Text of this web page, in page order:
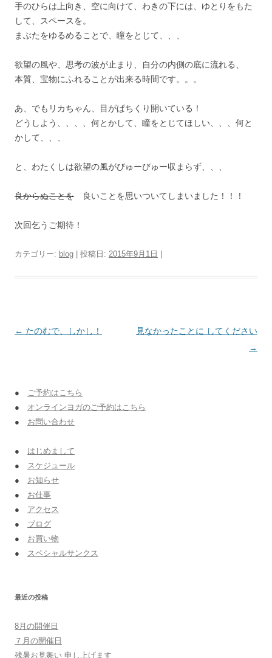
手のひらは上向き、空に向けて、わきの下には、ゆとりをもた
して、スペースを。
まぶたをゆるめることで、瞳をとじて、、、
欲望の風や、思考の波が止まり、自分の内側の底に流れる、
本質、宝物にふれることが出来る時間です。。。
あ、でもリカちゃん、目がぱちくり開いている！
どうしよう、、、、何とかして、瞳をとじてほしい、、、何と
かして、、、
と、わたくしは欲望の風がびゅーびゅー収まらず、、、
良からぬことを 良いことを思いついてしまいました！！！
次回乞うご期待！
カテゴリー: blog | 投稿日: 2015年9月1日
投稿ナビゲーション
← たのむで、しかし！
見なかったことに してください
→
● ご予約はこちら
● オンラインヨガのご予約はこちら
● お問い合わせ
● はじめまして
● スケジュール
● お知らせ
● お仕事
● アクセス
● ブログ
● お買い物
● スペシャルサンクス
最近の投稿
8月の開催日
７月の開催日
残暑お見舞い 申し上げます